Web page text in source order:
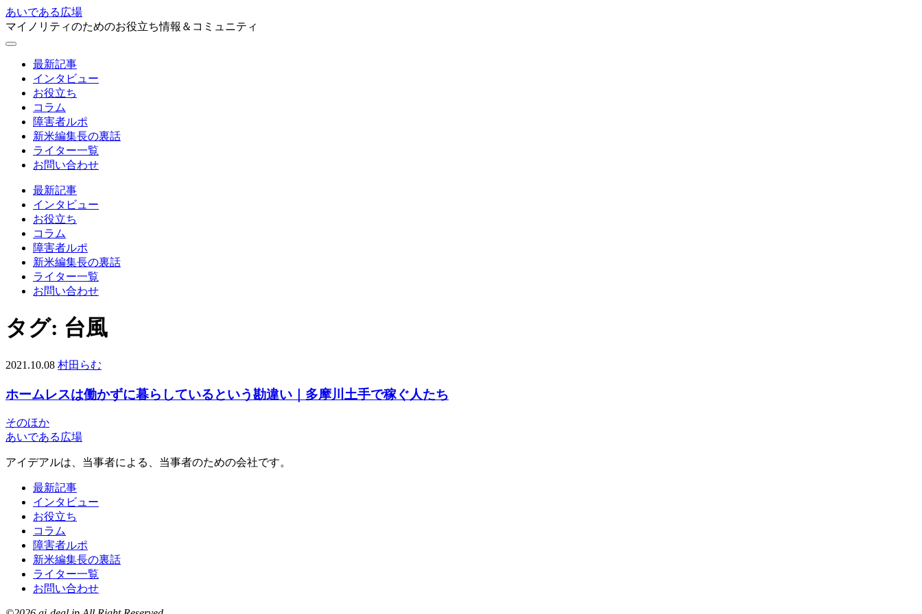
あいである広場
マイノリティのためのお役立ち情報＆コミュニティ
最新記事
インタビュー
お役立ち
コラム
障害者ルポ
新米編集長の裏話
ライター一覧
お問い合わせ
最新記事
インタビュー
お役立ち
コラム
障害者ルポ
新米編集長の裏話
ライター一覧
お問い合わせ
タグ: 台風
2021.10.08 村田らむ
ホームレスは働かずに暮らしているという勘違い｜多摩川土手で稼ぐ人たち
そのほか
あいである広場
アイデアルは、当事者による、当事者のための会社です。
最新記事
インタビュー
お役立ち
コラム
障害者ルポ
新米編集長の裏話
ライター一覧
お問い合わせ